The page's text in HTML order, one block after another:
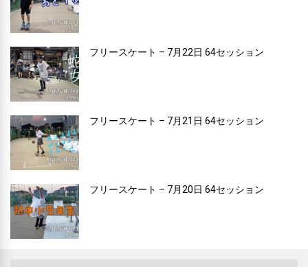
フリースケート – 7月22日 64セッション
フリースケート – 7月21日 64セッション
フリースケート – 7月20日 64セッション